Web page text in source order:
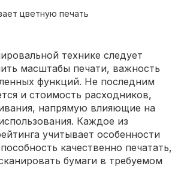
с интернет-сервисами;
картриджа (5000,10000, 21000
возможность дополнительной
аналогичных боксов.
цветную печать
технике следует
масштабы печати, важность
функций. Не последним
и стоимость расходников,
напрямую влияющие на
Каждое из
учитывает особенности
качественно печатать,
бумаги в требуемом